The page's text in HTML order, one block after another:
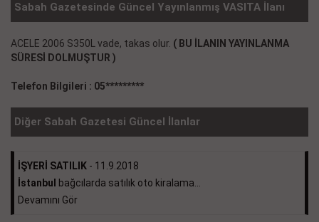
Sabah Gazetesinde Güncel Yayınlanmış VASITA İlanı
ACELE 2006 S350L vade, takas olur. ( BU İLANIN YAYINLANMA
SÜRESİ DOLMUŞTUR )
Telefon Bilgileri : 05*********
Diğer Sabah Gazetesi Güncel İlanlar
İŞYERİ SATILIK - 11.9.2018
İstanbul
bağcılarda satılık oto kiralama...
Devamını Gör